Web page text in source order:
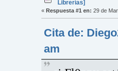
Librerías]
« Respuesta #1 en: 29 de
Cita de:
am